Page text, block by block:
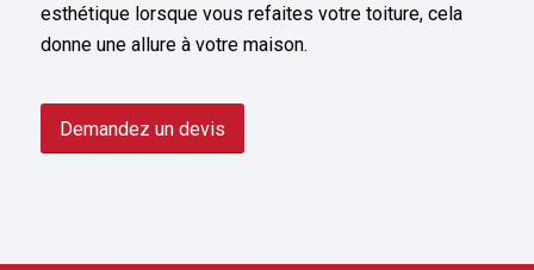
esthétique lorsque vous refaites votre toiture, cela
donne une allure à votre maison.
Demandez un devis